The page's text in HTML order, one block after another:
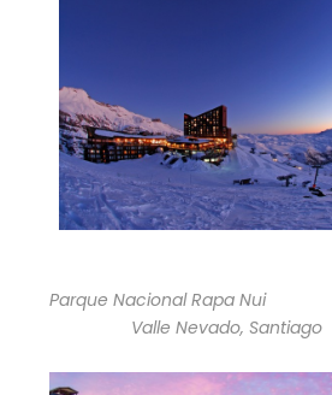
Parque Nacional
Valle Nevado, Santiago